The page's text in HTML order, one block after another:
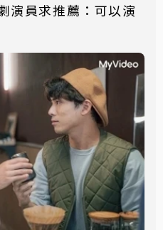
員求推薦：可以演